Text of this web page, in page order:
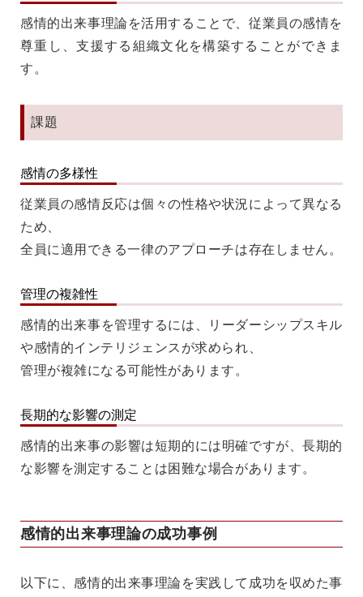
感情的出来事理論を活用することで、従業員の感情を
尊重し、支援する組織文化を構築することができま
す。
課題
感情の多様性
従業員の感情反応は個々の性格や状況によって異なる
ため、
全員に適用できる一律のアプローチは存在しません。
管理の複雑性
感情的出来事を管理するには、リーダーシップスキル
や感情的インテリジェンスが求められ、
管理が複雑になる可能性があります。
長期的な影響の測定
感情的出来事の影響は短期的には明確ですが、長期的
な影響を測定することは困難な場合があります。
感情的出来事理論の成功事例
以下に、感情的出来事理論を実践して成功を収めた事